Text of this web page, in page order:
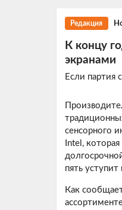
Редакция
К концу
экранами
Если партия
сенсорного
Intel,
пять уступит
Как